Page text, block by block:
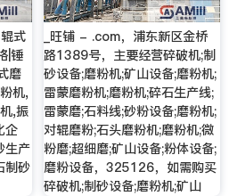
式
|锤
磨
机,
,振
企
生产
制砂
_旺铺 - .com，浦东新区金桥
路1389号，主要经营碎破机;制
砂设备;磨粉机;矿山设备;磨粉机;
雷蒙磨粉机;磨粉机;碎石生产线;
雷蒙磨;石料线;砂粉设备;磨粉机;
对辊磨粉;石头磨粉机;磨粉机;微
粉磨;超细磨;矿山设备;粉体设备;
磨粉设备，325126，如需购买
碎破机;制砂设备;磨粉机;矿山